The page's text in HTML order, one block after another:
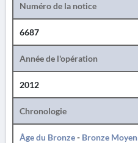
Numéro de la notice
6687
Année de l'opération
2012
Chronologie
Âge du Bronze- Bronze Moyen